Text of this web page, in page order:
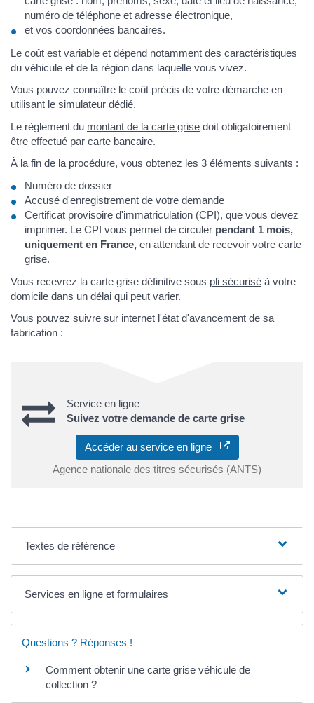
numéro de téléphone et adresse électronique,
et vos coordonnées bancaires.
Le coût est variable et dépend notamment des caractéristiques
du véhicule et de la région dans laquelle vous vivez.
Vous pouvez connaître le coût précis de votre démarche en
utilisant le simulateur dédié.
Le règlement du montant de la carte grise doit obligatoirement
être effectué par carte bancaire.
À la fin de la procédure, vous obtenez les 3 éléments suivants :
Numéro de dossier
Accusé d'enregistrement de votre demande
Certificat provisoire d'immatriculation (CPI), que vous devez
imprimer. Le CPI vous permet de circuler pendant 1 mois,
uniquement en France, en attendant de recevoir votre carte
grise.
Vous recevrez la carte grise définitive sous pli sécurisé à votre
domicile dans un délai qui peut varier.
Vous pouvez suivre sur internet l'état d'avancement de sa
fabrication :
Service en ligne
Suivez votre demande de carte grise
Accéder au service en ligne
Agence nationale des titres sécurisés (ANTS)
Textes de référence
Services en ligne et formulaires
Questions ? Réponses !
Comment obtenir une carte grise véhicule de
collection ?